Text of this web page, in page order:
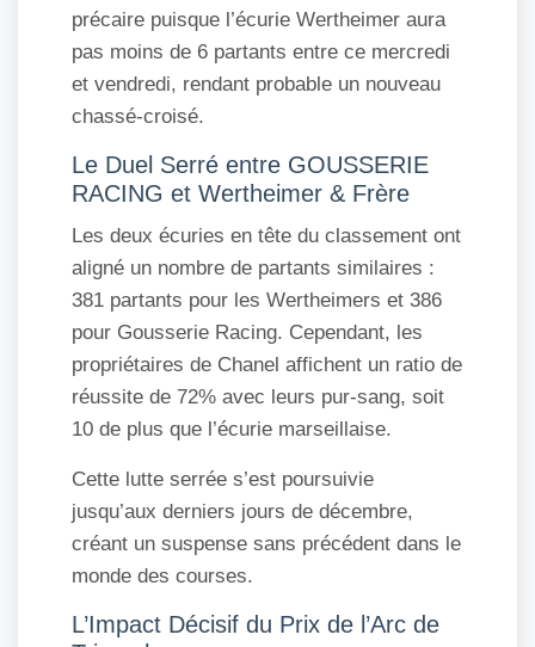
précaire puisque l’écurie Wertheimer aura
pas moins de 6 partants entre ce mercredi
et vendredi, rendant probable un nouveau
chassé-croisé.
Le Duel Serré entre GOUSSERIE
RACING et Wertheimer & Frère
Les deux écuries en tête du classement ont
aligné un nombre de partants similaires :
381 partants pour les Wertheimers et 386
pour Gousserie Racing. Cependant, les
propriétaires de Chanel affichent un ratio de
réussite de 72% avec leurs pur-sang, soit
10 de plus que l’écurie marseillaise.
Cette lutte serrée s’est poursuivie
jusqu’aux derniers jours de décembre,
créant un suspense sans précédent dans le
monde des courses.
L’Impact Décisif du Prix de l’Arc de